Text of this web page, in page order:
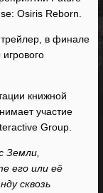
Osiris Reborn.
трейлер, в финале
книжной
участие
Group.
Земли,
его или её
сквозь